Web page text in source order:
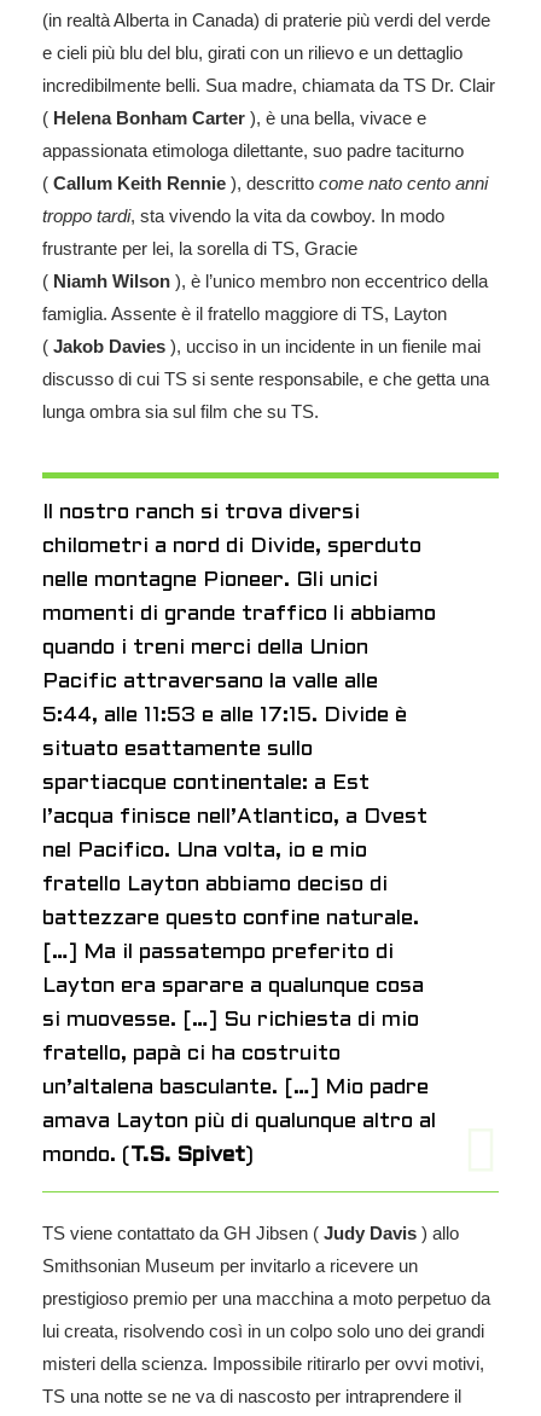
(in realtà Alberta in Canada) di praterie più verdi del verde
e cieli più blu del blu, girati con un rilievo e un dettaglio
incredibilmente belli. Sua madre, chiamata da TS Dr. Clair
( Helena Bonham Carter ), è una bella, vivace e
appassionata etimologa dilettante, suo padre taciturno
( Callum Keith Rennie ), descritto come nato cento anni
troppo tardi, sta vivendo la vita da cowboy. In modo
frustrante per lei, la sorella di TS, Gracie
( Niamh Wilson ), è l’unico membro non eccentrico della
famiglia. Assente è il fratello maggiore di TS, Layton
( Jakob Davies ), ucciso in un incidente in un fienile mai
discusso di cui TS si sente responsabile, e che getta una
lunga ombra sia sul film che su TS.
Il nostro ranch si trova diversi
chilometri a nord di Divide, sperduto
nelle montagne Pioneer. Gli unici
momenti di grande traffico li abbiamo
quando i treni merci della Union
Pacific attraversano la valle alle
5:44, alle 11:53 e alle 17:15. Divide è
situato esattamente sullo
spartiacque continentale: a Est
l’acqua finisce nell’Atlantico, a Ovest
nel Pacifico. Una volta, io e mio
fratello Layton abbiamo deciso di
battezzare questo confine naturale.
[…] Ma il passatempo preferito di
Layton era sparare a qualunque cosa
si muovesse. […] Su richiesta di mio
fratello, papà ci ha costruito
un’altalena basculante. […] Mio padre
amava Layton più di qualunque altro al
mondo. (T.S. Spivet)
TS viene contattato da GH Jibsen ( Judy Davis ) allo
Smithsonian Museum per invitarlo a ricevere un
prestigioso premio per una macchina a moto perpetuo da
lui creata, risolvendo così in un colpo solo uno dei grandi
misteri della scienza. Impossibile ritirarlo per ovvi motivi,
TS una notte se ne va di nascosto per intraprendere il